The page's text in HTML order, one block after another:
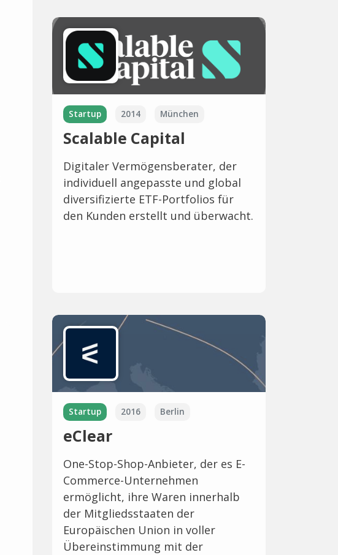
Startup 2014 München
Scalable Capital
Digitaler Vermögensberater, der
individuell angepasste und global
diversifizierte ETF-Portfolios für
den Kunden erstellt und überwacht.
Startup 2016 Berlin
eClear
One-Stop-Shop-Anbieter, der es E-
Commerce-Unternehmen
ermöglicht, ihre Waren innerhalb
der Mitgliedsstaaten der
Europäischen Union in voller
Übereinstimmung mit der